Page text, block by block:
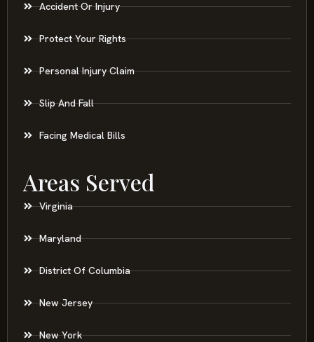
Accident Or Injury
Protect Your Rights
Personal Injury Claim
Slip And Fall
Facing Medical Bills
Areas Served
Virginia
Maryland
District Of Columbia
New Jersey
New York